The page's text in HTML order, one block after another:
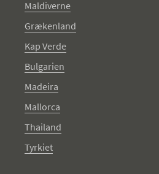
Maldiverne
Grækenland
Kap Verde
Bulgarien
Madeira
Mallorca
Thailand
Tyrkiet